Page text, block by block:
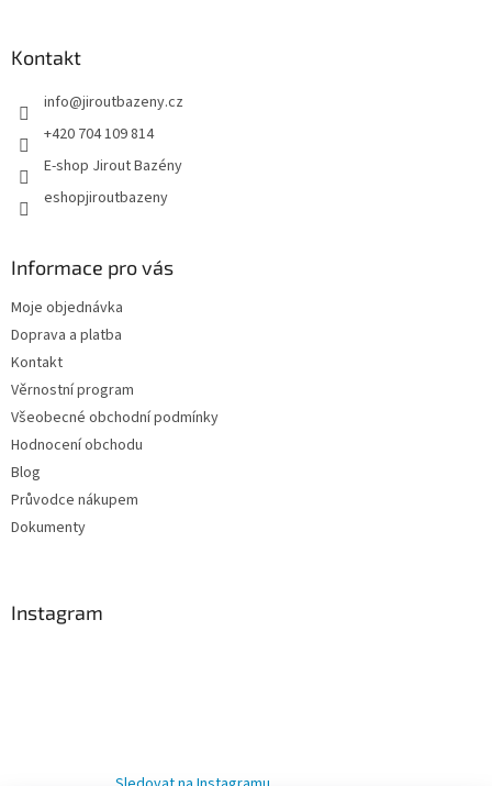
Kontakt
info@jiroutbazeny.cz
+420 704 109 814
E-shop Jirout Bazény
eshopjiroutbazeny
Informace pro vás
Moje objednávka
Doprava a platba
Kontakt
Věrnostní program
Všeobecné obchodní podmínky
Hodnocení obchodu
Blog
Průvodce nákupem
Dokumenty
Instagram